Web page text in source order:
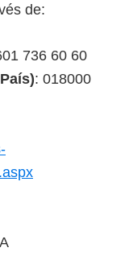
de:
736 60 60
: 018000